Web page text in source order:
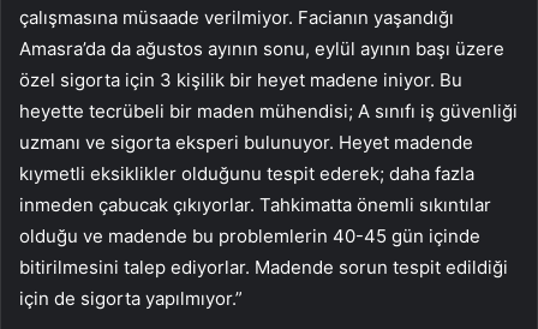
çalışmasına müsaade verilmiyor. Facianın yaşandığı
Amasra’da da ağustos ayının sonu, eylül ayının başı üzere
özel sigorta için 3 kişilik bir heyet madene iniyor. Bu
heyette tecrübeli bir maden mühendisi; A sınıfı iş güvenliği
uzmanı ve sigorta eksperi bulunuyor. Heyet madende
kıymetli eksiklikler olduğunu tespit ederek; daha fazla
inmeden çabucak çıkıyorlar. Tahkimatta önemli sıkıntılar
olduğu ve madende bu problemlerin 40-45 gün içinde
bitirilmesini talep ediyorlar. Madende sorun tespit edildiği
için de sigorta yapılmıyor.”